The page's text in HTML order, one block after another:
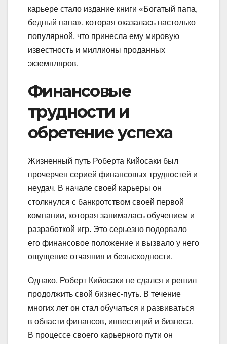
карьере стало издание книги «Богатый папа,
бедный папа», которая оказалась настолько
популярной, что принесла ему мировую
известность и миллионы проданных
экземпляров.
Финансовые
трудности и
обретение успеха
Жизненный путь Роберта Кийосаки был
прочерчен серией финансовых трудностей и
неудач. В начале своей карьеры он
столкнулся с банкротством своей первой
компании, которая занималась обучением и
разработкой игр. Это серьезно подорвало
его финансовое положение и вызвало у него
ощущение отчаяния и безысходности.
Однако, Роберт Кийосаки не сдался и решил
продолжить свой бизнес-путь. В течение
многих лет он стал обучаться и развиваться
в области финансов, инвестиций и бизнеса.
В процессе своего карьерного пути он